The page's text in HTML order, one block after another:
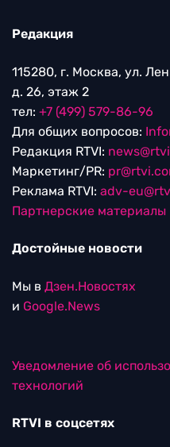
Редакция
115280, г. Москва, ул.
д. 26, этаж 2
тел: +7 (499) 579-86-96
Для общих вопросов:
Редакция RTVI:
Маркетинг/PR:
Реклама RTVI: adv-
Партнерские материалы
Достойные новости
Мы в Дзен.Новостях
и Google.News
Уведомление об
технологий
RTVI в соцсетях